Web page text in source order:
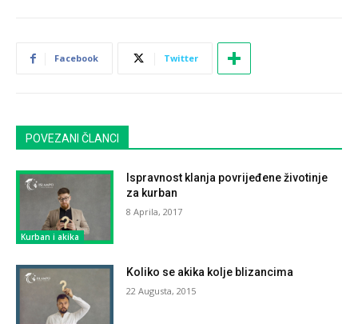
Facebook Twitter
POVEZANI ČLANCI
Kurban i akika
Ispravnost klanja povrijeđene životinje
za kurban
8 Aprila, 2017
Koliko se akika kolje blizancima
22 Augusta, 2015